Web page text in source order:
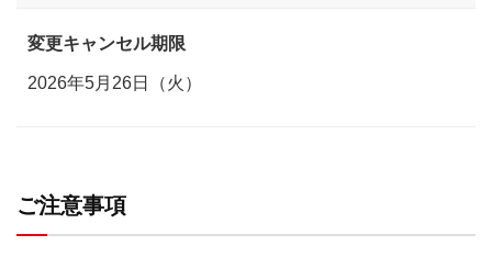
変更キャンセル期限
2026年5月26日（火）
ご注意事項